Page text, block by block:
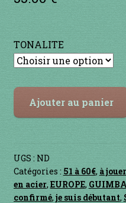
Contact
en bambou
en bois
en cuivre
en laiton
TONALITE
quantité
BIG
BLACK
Ajouter au panier
UGS : ND
Catégories : 51 à 60€, à
en acier,EUROPE,
confirmé, je suis débutant,